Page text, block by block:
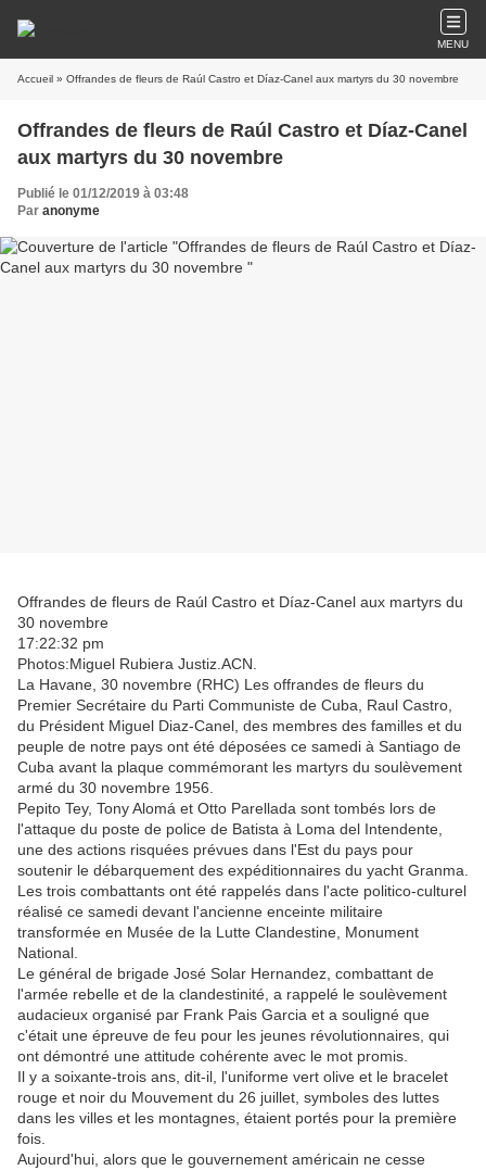
MENU
Accueil » Offrandes de fleurs de Raúl Castro et Díaz-Canel aux martyrs du 30 novembre
Offrandes de fleurs de Raúl Castro et Díaz-Canel
aux martyrs du 30 novembre
Publié le 01/12/2019 à 03:48
Par anonyme
Offrandes de fleurs de Raúl Castro et Díaz-Canel aux martyrs du
30 novembre
17:22:32 pm
Photos:Miguel Rubiera Justiz.ACN.
La Havane, 30 novembre (RHC) Les offrandes de fleurs du
Premier Secrétaire du Parti Communiste de Cuba, Raul Castro,
du Président Miguel Diaz-Canel, des membres des familles et du
peuple de notre pays ont été déposées ce samedi à Santiago de
Cuba avant la plaque commémorant les martyrs du soulèvement
armé du 30 novembre 1956.
Pepito Tey, Tony Alomá et Otto Parellada sont tombés lors de
l'attaque du poste de police de Batista à Loma del Intendente,
une des actions risquées prévues dans l'Est du pays pour
soutenir le débarquement des expéditionnaires du yacht Granma.
Les trois combattants ont été rappelés dans l'acte politico-culturel
réalisé ce samedi devant l'ancienne enceinte militaire
transformée en Musée de la Lutte Clandestine, Monument
National.
Le général de brigade José Solar Hernandez, combattant de
l'armée rebelle et de la clandestinité, a rappelé le soulèvement
audacieux organisé par Frank Pais Garcia et a souligné que
c'était une épreuve de feu pour les jeunes révolutionnaires, qui
ont démontré une attitude cohérente avec le mot promis.
Il y a soixante-trois ans, dit-il, l'uniforme vert olive et le bracelet
rouge et noir du Mouvement du 26 juillet, symboles des luttes
dans les villes et les montagnes, étaient portés pour la première
fois.
Aujourd'hui, alors que le gouvernement américain ne cesse